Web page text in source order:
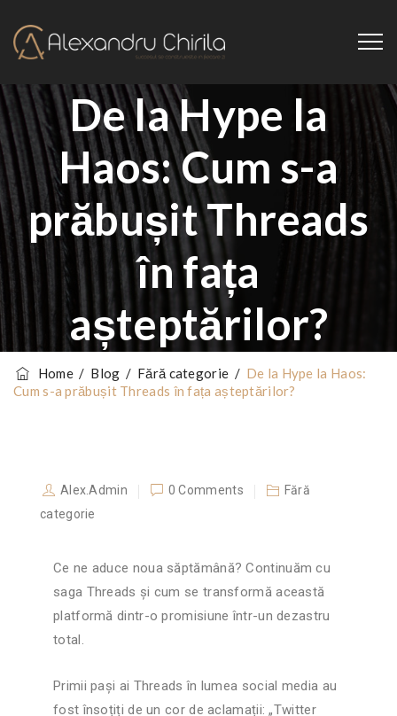
De la Hype la
Haos: Cum s-a
prăbușit Threads
în fața
așteptărilor?
Home/ Blog / Fără categorie / De la Hype la Haos:
Cum s-a prăbușit Threads în fața așteptărilor?
Alex.Admin 0 Comments
Fără
categorie
Ce ne aduce noua săptămână? Continuăm cu
saga Threads și cum se transformă această
platformă dintr-o promisiune într-un dezastru
total.
Primii pași ai Threads în lumea social media au
fost însoțiți de un cor de aclamații: „Twitter